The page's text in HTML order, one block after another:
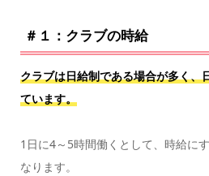
＃１：クラブの時給
クラブは日給制である場合が多く、
ています。
1日に4～5時間働くとして、時給に
なります。